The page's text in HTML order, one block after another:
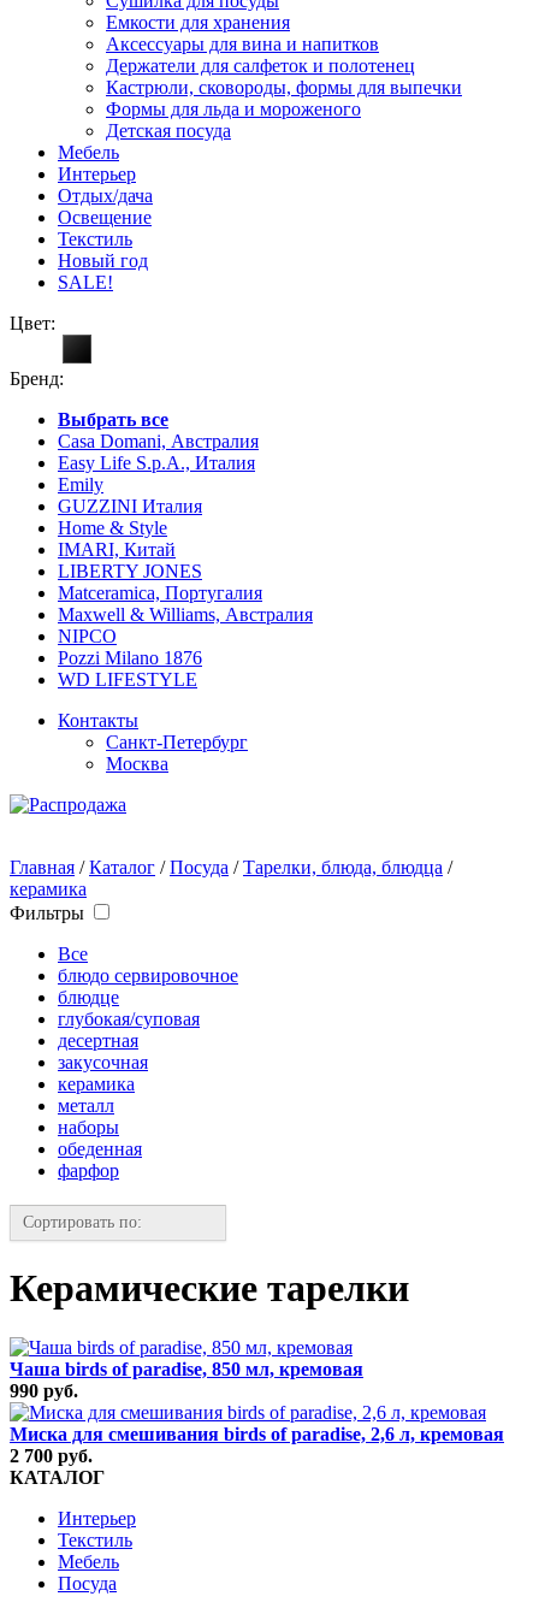
Емкости для хранения
Аксессуары для вина и напитков
Держатели для салфеток и полотенец
Кастрюли, сковороды, формы для выпечки
Формы для льда и мороженого
Детская посуда
Мебель
Интерьер
Отдых/дача
Освещение
Текстиль
Новый год
SALE!
Цвет:
Бренд:
Выбрать все
Casa Domani, Австралия
Easy Life S.p.A., Италия
Emily
GUZZINI Италия
Home & Style
IMARI, Китай
LIBERTY JONES
Matceramica, Португалия
Maxwell & Williams, Австралия
NIPCO
Pozzi Milano 1876
WD LIFESTYLE
Контакты
Санкт-Петербург
Москва
Главная /Каталог /Посуда /Тарелки, блюда, блюдца /
керамика
Фильтры
Все
блюдо сервировочное
блюдце
глубокая/суповая
десертная
закусочная
керамика
металл
наборы
обеденная
фарфор
Сортировать по:
Керамические тарелки
Чаша birds of paradise, 850 мл, кремовая
990 руб.
Миска для смешивания birds of paradise, 2,6 л, кремовая
2 700 руб.
КАТАЛОГ
Интерьер
Текстиль
Мебель
Посуда